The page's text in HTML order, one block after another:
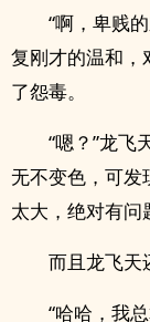
“啊，卑贱
复刚才的温和，
了怨毒。
“嗯？”龙飞
无不变色，可发
太大，绝对有问
而且龙飞天
“哈哈，我